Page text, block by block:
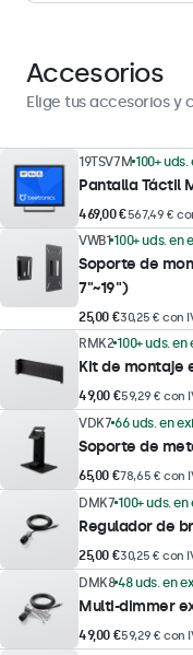
300 nits (típico)
Brillo mínimo
Contraste
1500:1
Ángulo de visión
178° horizontal, 178°
Tiempo de respuesta
Resoluciones
1080p/1080i, 720p,
Tecnología táctil
Tecnología táctil
Capacitiva
Puntos táctiles
10 puntos (multitáctil)
Interfaz táctil
Accesorios
Elige tus accesorios y
19TSV7M 100+
Pantalla Táctil
469,00 €567,49 €
VWB1 100+ uds. en
Soporte de
7"~19")
25,00 €30,25 € con
RMK2 100+ uds.
Kit de montaje
49,00 €59,29 € con
VDK7 66 uds. en
Soporte de
65,00 €78,65 € con
DMK7 100+ uds.
Regulador de
25,00 €30,25 € con
DMK8 48 uds. en
Multi-dimmer
49,00 €59,29 € con